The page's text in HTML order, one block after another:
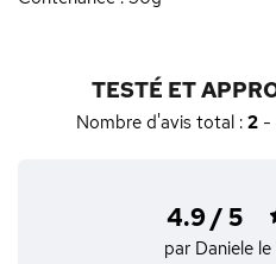
TESTÉ ET
Nombre d'avis total : 2-
4.9 / 5
par Daniele